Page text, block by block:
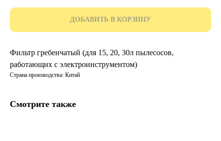
ДОБАВИТЬ В КОРЗИНУ
Фильтр гребенчатый (для 15, 20, 30л пылесосов,
работающих с электроинструментом)
Страна производства: Китай
Смотрите также